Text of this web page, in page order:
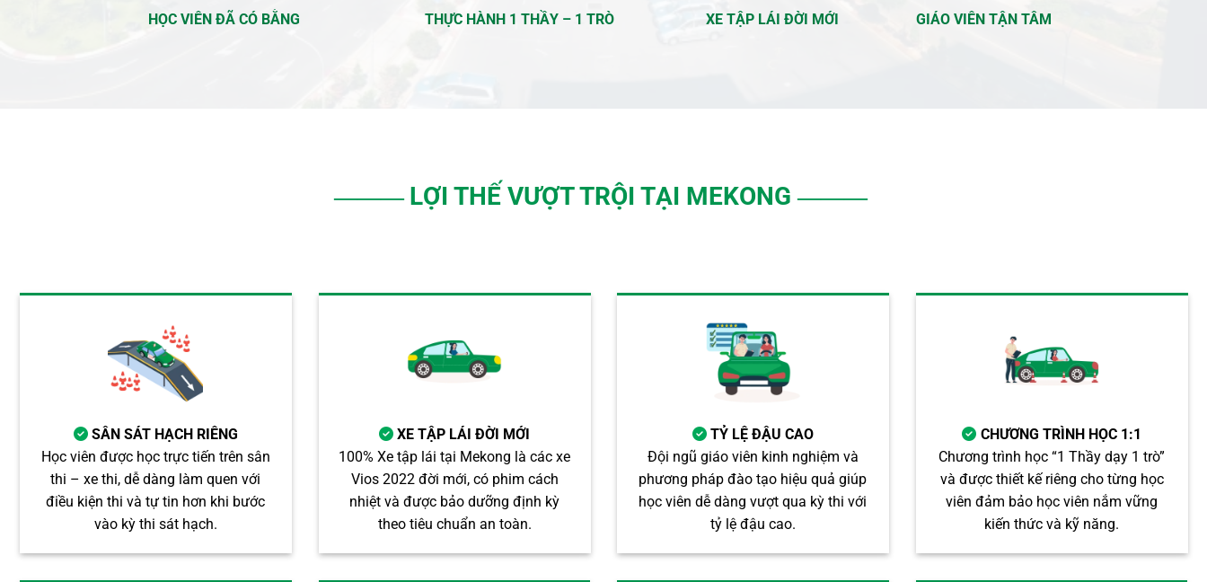
HỌC VIÊN ĐÃ CÓ BẰNG THỰC HÀNH 1 THẦY – 1 TRÒ XE TẬP LÁI ĐỜI MỚI GIÁO VIÊN TẬN TÂM
――― LỢI THẾ VƯỢT TRỘI TẠI MEKONG―――
SÂN SÁT HẠCH RIÊNG
Học viên được học trực tiến trên sân
thi – xe thi, dễ dàng làm quen với
điều kiện thi và tự tin hơn khi bước
vào kỳ thi sát hạch.
XE TẬP LÁI ĐỜI MỚI
100% Xe tập lái tại Mekong là các xe
Vios 2022 đời mới, có phim cách
nhiệt và được bảo dưỡng định kỳ
theo tiêu chuẩn an toàn.
TỶ LỆ ĐẬU CAO
Đội ngũ giáo viên kinh nghiệm và
phương pháp đào tạo hiệu quả giúp
học viên dễ dàng vượt qua kỳ thi với
tỷ lệ đậu cao.
CHƯƠNG TRÌNH HỌC 1:1
Chương trình học “1 Thầy dạy 1 trò”
và được thiết kế riêng cho từng học
viên đảm bảo học viên nắm vững
kiến thức và kỹ năng.